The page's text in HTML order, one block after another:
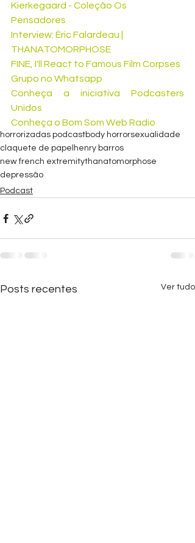
Kierkegaard - Coleção Os
Pensadores
Interview: Èric Falardeau |
THANATOMORPHOSE
FINE, I'll React to Famous Film Corpses
Grupo no Whatsapp
Conheça a iniciativa Podcasters
Unidos
Conheça o Bom Som Web Radio
horrorizadas podcastbody horrorsexualidade
claquete de papel henry barros
new french extremitythanatomorphose
depressão
Podcast
Posts recentes Ver tudo